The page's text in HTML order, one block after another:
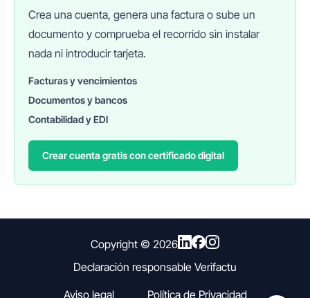
Crea una cuenta, genera una factura o sube un
documento y comprueba el recorrido sin instalar
nada ni introducir tarjeta.
Facturas y vencimientos
Documentos y bancos
Contabilidad y EDI
Crear cuenta gratis con certificado digital
Copyright © 2026
Declaración responsable Verifactu
Aviso legal
Política de Privacidad
FINANEDI
Hablemos ahora
Pedir información sobre FinanEDI